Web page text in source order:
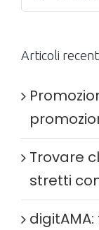
per:
Articoli
Trovare
stretti